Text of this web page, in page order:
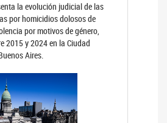
la evolución judicial de las
por homicidios dolosos de
por motivos de género,
2015 y 2024 en la Ciudad
Aires.